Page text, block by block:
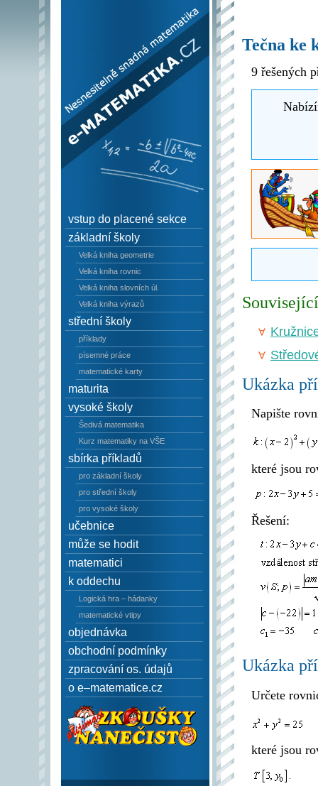
Nesnesitelně snadná
vstup do placené sekce
základní školy
Velká kniha geometrie
Velká kniha rovnic
Velká kniha slovních úl.
Velká kniha výrazů
střední školy
příklady
písemné práce
matematické karty
maturita
vysoké školy
Šedivá matematika
Kurz matematiky na VŠE
sbírka příkladů
pro základní školy
pro střední školy
pro vysoké školy
učebnice
může se hodit
matematici
k oddechu
Logická hra – hádanky
matematické vtipy
objednávka
obchodní podmínky
zpracování os. údajů
o e–matematice.cz
Tečna ke
9 řešených
Ukázka
Napište
které jsou
Řešení:
Ukázka
Určete
které jsou